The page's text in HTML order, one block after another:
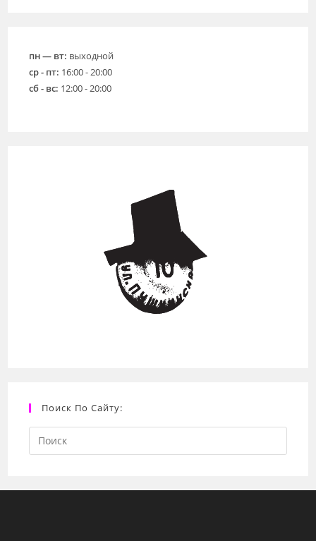
пн — вт: выходной
ср - пт: 16:00 - 20:00
сб - вс: 12:00 - 20:00
Поиск По Сайту:
Search
this